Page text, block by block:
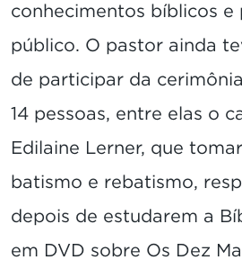
conhecimentos bíblicos
público. O pastor ainda
de participar da
14 pessoas, entre elas o
Edilaine Lerner, que
batismo e rebatismo,
depois de estudarem a
em DVD sobre Os Dez